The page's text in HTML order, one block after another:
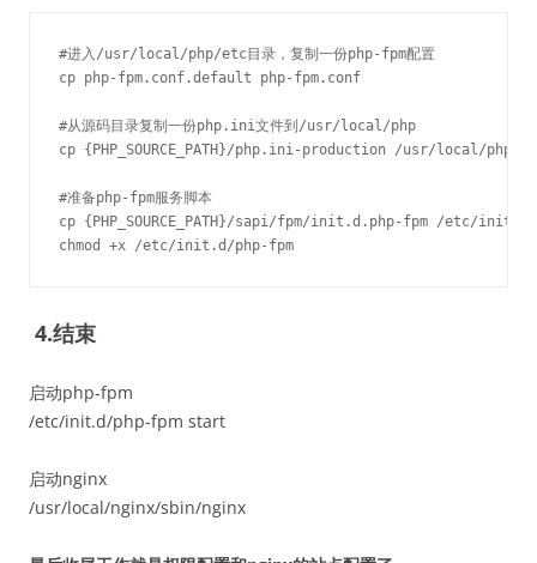
#进入/usr/local/php/etc目录，复制一份php-fpm配置
cp php-fpm.conf.default php-fpm.conf
#从源码目录复制一份php.ini文件到/usr/local/php
cp {PHP_SOURCE_PATH}/php.ini-production /usr/local/php/
#准备php-fpm服务脚本
cp {PHP_SOURCE_PATH}/sapi/fpm/init.d.php-fpm /etc/init.d/
chmod +x /etc/init.d/php-fpm
4.结束
启动php-fpm
/etc/init.d/php-fpm start
启动nginx
/usr/local/nginx/sbin/nginx